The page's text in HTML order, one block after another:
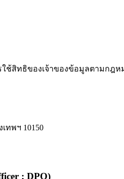
ช้สิทธิของเจ้าของข้อมูลตามก
ทพฯ 10150
: DPO)